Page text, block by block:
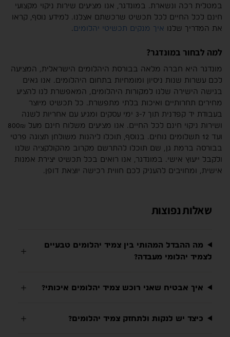
במטלית רכה ונשארת. במונדגר, אנו מציעים שירות ניקוי מקצועי
חינם לכל החיים לכל תכשיט שרכשתם אצלנו. למידע נוסף, קראו
את המדריך שלנו איך מנקים תכשיטי יהלומים.
למה לבחור במונדגר?
מונדגר היא חברה מלאה בבורסת היהלומים הישראלית, המציעה
לכם עשרות שנות ניסיון ומומחיות בתחום היהלומים. אנו גאים
בגישה הישירה שלנו למקורות היהלומים, המאפשרת לנו להציע
מחירים תחרותיים ואיכות בלתי מתפשרת. כל תכשיט מיוצר
בעבודת יד קפדנית תוך 3-7 ימי עסקים ומגיע עם אחריות לשנה
ושירות ניקוי חינם לכל החיים. אנו מציעים משלוח חינם מעל 800₪
ועד 12 תשלומים נוחים. בנוסף, תוכלו ליהנות משולחן תצוגה פרטי
בבורסה ברמת גן, שם תוכלו להתרשם מקרוב מהקולקציה שלנו
ולקבל ייעוץ אישי. במונדגר, אנו רואים בכל תכשיט יצירת אמנות
אישית, ומחויבים להעניק לכם חווית רכישה יוצאת דופן.
שאלות נפוצות
מה ההבדל המהותי בין צמיד יהלומים טבעיים
לצמיד יהלומי מעבדה?
איך אבטיח שאני רוכש צמיד יהלומים איכותי?
כיצד יש לנקות ולתחזק צמיד יהלומים?